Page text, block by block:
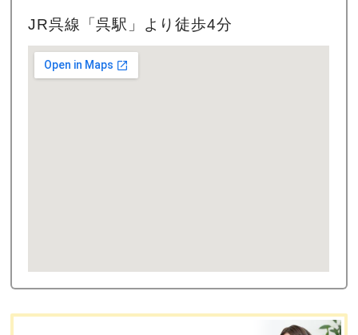
JR呉線「呉駅」より徒歩4分